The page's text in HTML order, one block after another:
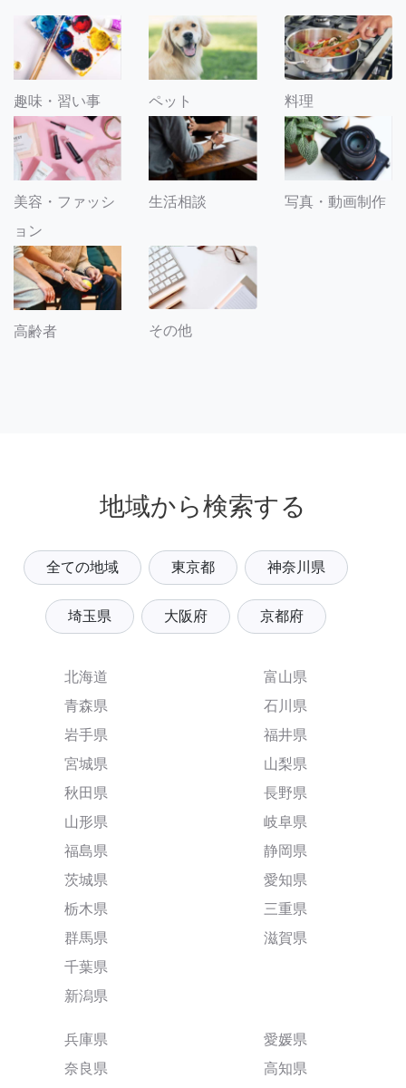
趣味・習い事 ペット 料理
美容・ファッシ
ョン
生活相談 写真・動画制作
高齢者 その他
地域から検索する
全ての地域 東京都 神奈川県
埼玉県 大阪府 京都府
北海道
青森県
岩手県
宮城県
秋田県
山形県
福島県
茨城県
栃木県
群馬県
千葉県
新潟県
富山県
石川県
福井県
山梨県
長野県
岐阜県
静岡県
愛知県
三重県
滋賀県
兵庫県
奈良県
愛媛県
高知県